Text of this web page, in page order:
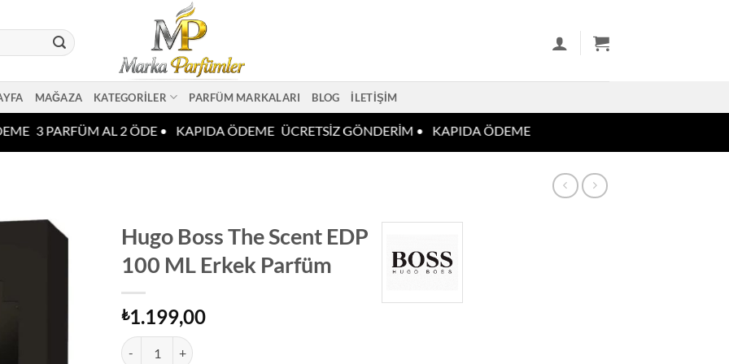
MAĞAZA KATEGORILER PARFÜM MARKALARI BLOG İLETIŞIM
3 PARFÜM AL 2 ÖDE • KAPIDA ÖDEME ÜCRETSİZ GÖNDERİM • KAPIDA ÖDEME
Hugo Boss The Scent EDP
100 ML Erkek Parfüm
₺1.199,00
Hugo Boss The Scent EDP 100 ML Erkek Parfüm adet